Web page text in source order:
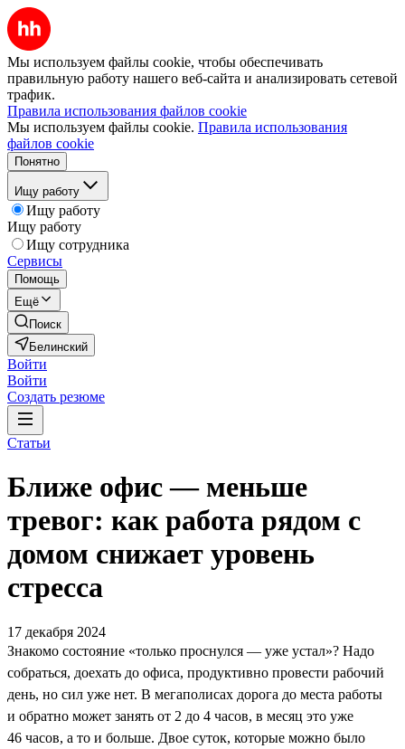
Мы используем файлы cookie, чтобы обеспечивать
правильную работу нашего веб-сайта и анализировать сетевой
трафик.
Правила использования файлов cookie
Мы используем файлы cookie. Правила использования
файлов cookie
Понятно
Ищу работу
Ищу работу
Ищу работу
Ищу сотрудника
Сервисы
Помощь
Ещё
Поиск
Белинский
Войти
Войти
Создать резюме
Статьи
Ближе офис — меньше
тревог: как работа рядом с
домом снижает уровень
стресса
17 декабря 2024
Знакомо состояние «только проснулся — уже устал»? Надо
собраться, доехать до офиса, продуктивно провести рабочий
день, но сил уже нет. В мегаполисах дорога до места работы
и обратно может занять от 2 до 4 часов, в месяц это уже
46 часов, а то и больше. Двое суток, которые можно было